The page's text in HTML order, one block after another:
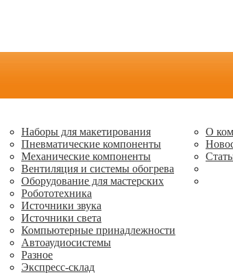
Наборы для макетирования
Пневматические компоненты
Механические компоненты
Вентиляция и системы обогрева
Оборудование для мастерских
Робототехника
Источники звука
Источники света
Компьютерные принадлежности
Автоаудиосистемы
Разное
Экспресс-склад
О